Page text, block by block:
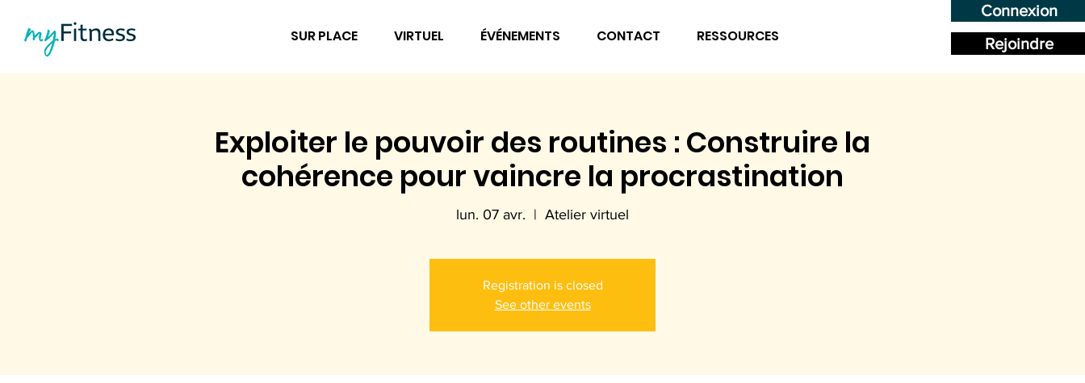
Rejoindre
Connexion
SUR PLACE VIRTUEL ÉVÉNEMENTS CONTACT RESSOURCES
Exploiter le pouvoir des routines : Construire la
cohérence pour vaincre la procrastination
lun. 07 avr.
  |
Atelier virtuel
Registration is closed
See other events